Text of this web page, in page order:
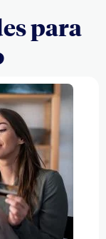
para